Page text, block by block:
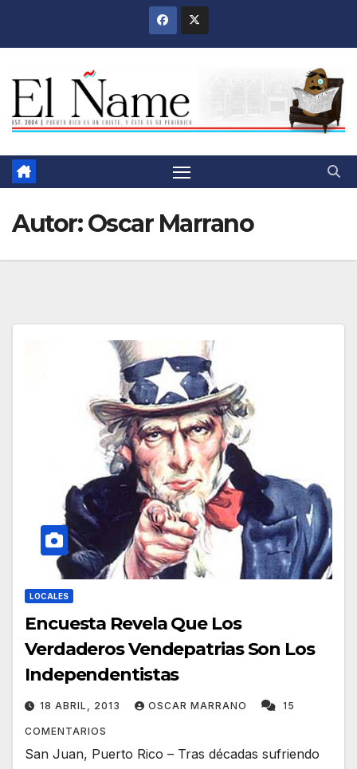
Autor:Oscar Marrano
LOCALES
Encuesta Revela Que Los
Verdaderos Vendepatrias Son Los
Independentistas
18 ABRIL, 2013 OSCAR MARRANO 15
COMENTARIOS
San Juan, Puerto Rico – Tras décadas sufriendo